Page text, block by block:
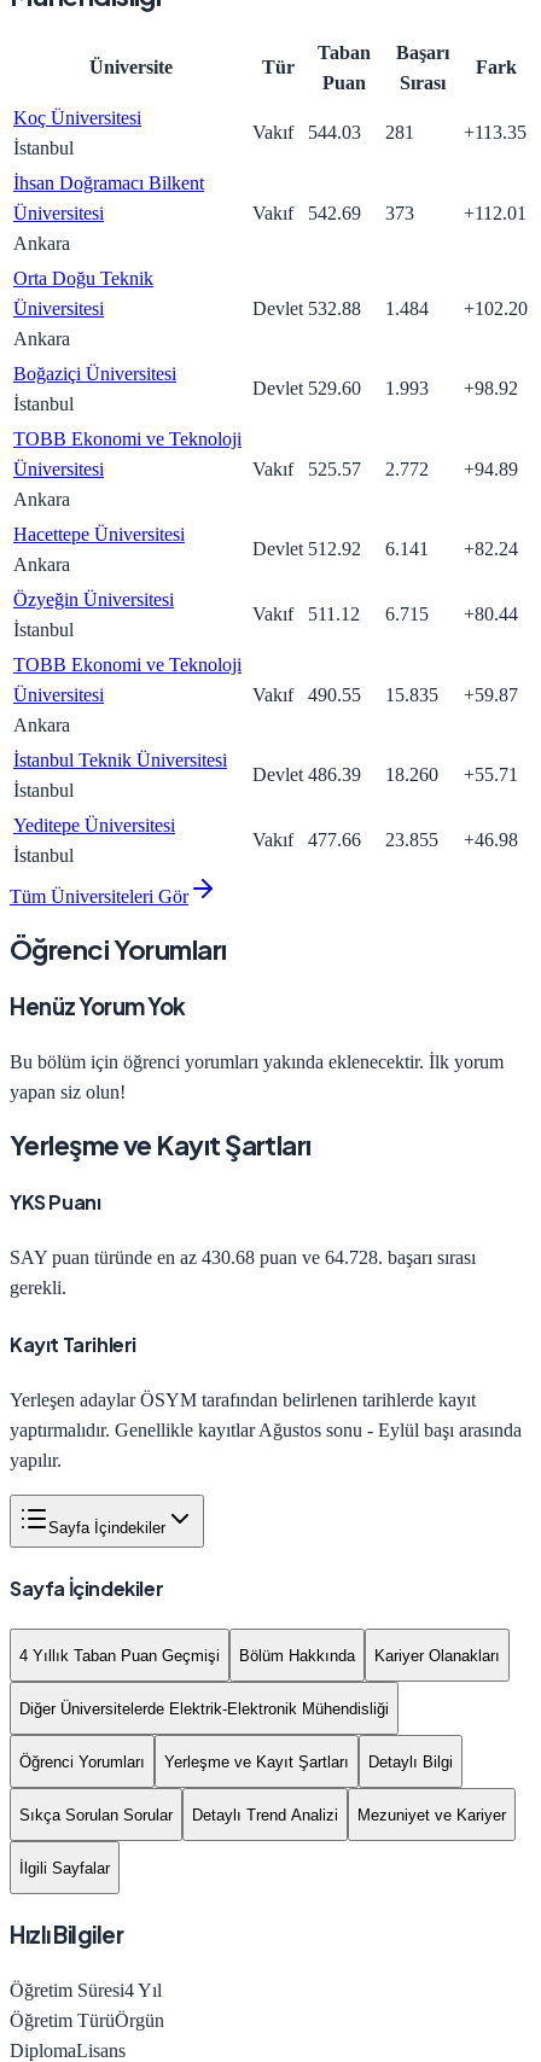
Üniversite Tür
Taban
Puan
Başarı
Sırası
Fark
Koç Üniversitesi
İstanbul
Vakıf 544.03 281 +113.35
İhsan Doğramacı Bilkent
Üniversitesi
Ankara
Vakıf 542.69 373 +112.01
Orta Doğu Teknik
Üniversitesi
Ankara
Devlet 532.88 1.484 +102.20
Boğaziçi Üniversitesi
İstanbul
Devlet 529.60 1.993 +98.92
TOBB Ekonomi ve Teknoloji
Üniversitesi
Ankara
Vakıf 525.57 2.772 +94.89
Hacettepe Üniversitesi
Ankara
Devlet 512.92 6.141 +82.24
Özyeğin Üniversitesi
İstanbul
Vakıf 511.12 6.715 +80.44
TOBB Ekonomi ve Teknoloji
Üniversitesi
Ankara
Vakıf 490.55 15.835 +59.87
İstanbul Teknik Üniversitesi
İstanbul
Devlet 486.39 18.260 +55.71
Yeditepe Üniversitesi
İstanbul
Vakıf 477.66 23.855 +46.98
Tüm Üniversiteleri Gör
Öğrenci Yorumları
Henüz Yorum Yok
Bu bölüm için öğrenci yorumları yakında eklenecektir. İlk yorum
yapan siz olun!
Yerleşme ve Kayıt Şartları
YKS Puanı
SAY puan türünde en az 430.68 puan ve 64.728. başarı sırası
gerekli.
Kayıt Tarihleri
Yerleşen adaylar ÖSYM tarafından belirlenen tarihlerde kayıt
yaptırmalıdır. Genellikle kayıtlar Ağustos sonu - Eylül başı arasında
yapılır.
Sayfa İçindekiler
Sayfa İçindekiler
4 Yıllık Taban Puan Geçmişi Bölüm Hakkında Kariyer Olanakları
Diğer Üniversitelerde Elektrik-Elektronik Mühendisliği
Öğrenci Yorumları Yerleşme ve Kayıt Şartları Detaylı Bilgi
Sıkça Sorulan Sorular Detaylı Trend Analizi Mezuniyet ve Kariyer
İlgili Sayfalar
Hızlı Bilgiler
Öğretim Süresi4Yıl
Öğretim TürüÖrgün
DiplomaLisans